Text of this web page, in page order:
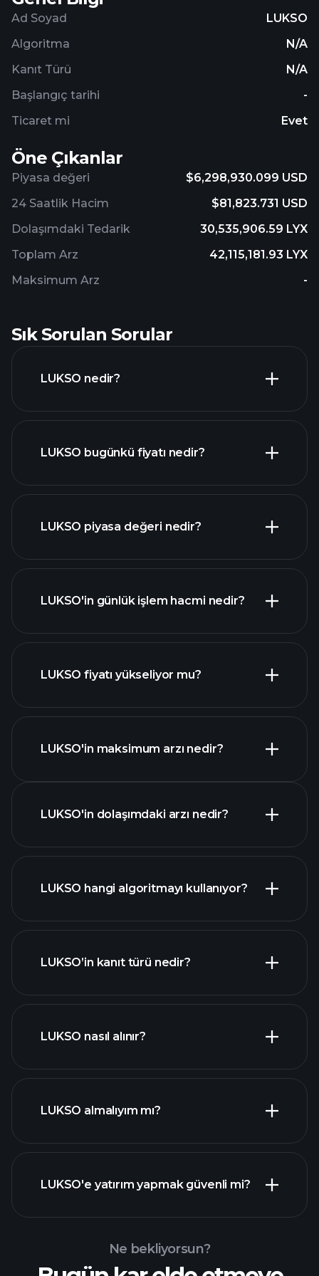
Ad Soyad
LUKSO
Algoritma
N/A
Kanıt Türü
N/A
Başlangıç ​​tarihi
-
Ticaret mi
Evet
Öne Çıkanlar
Piyasa değeri
$6,298,930.099 USD
24 Saatlik Hacim
$81,823.731 USD
Dolaşımdaki Tedarik
30,535,906.59 LYX
Toplam Arz
42,115,181.93 LYX
Maksimum Arz
-
Sık Sorulan Sorular
LUKSO nedir?
LUKSO bugünkü fiyatı nedir?
LUKSO piyasa değeri nedir?
kripto
LUKSO'in günlük işlem hacmi nedir?
bu listede
LUKSO fiyatı yükseliyor mu?
LUKSO'in maksimum arzı nedir?
LUKSO'in dolaşımdaki arzı nedir?
LUKSO hangi algoritmayı kullanıyor?
LUKSO’in kanıt türü nedir?
LUKSO nasıl alınır?
önerilen bir aracı kurum
LUKSO almalıyım mı?
Playtrade Tournaments
Billionaire
Portfolios
LUKSO'e yatırım yapmak güvenli mi?
Ne bekliyorsun?